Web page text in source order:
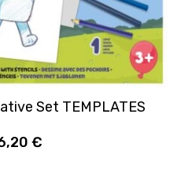
Set TEMPLATES
€